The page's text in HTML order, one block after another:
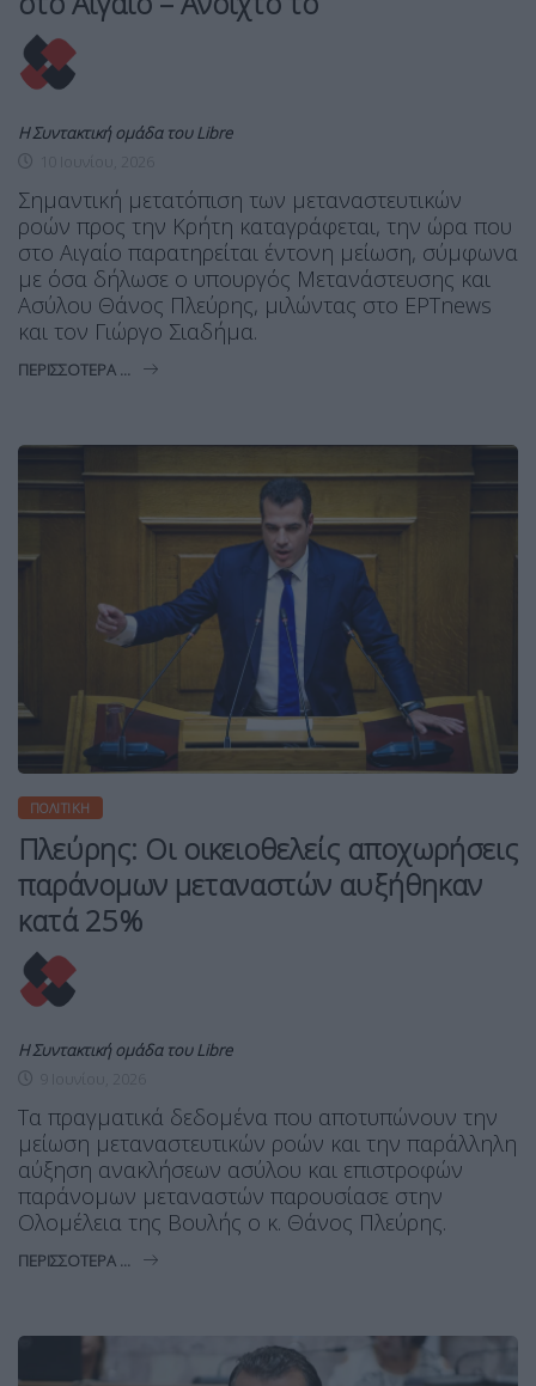
Η Συντακτική ομάδα του Libre
Σημαντική μετατόπιση των μεταναστευτικών
ροών προς την Κρήτη καταγράφεται, την ώρα που
στο Αιγαίο παρατηρείται έντονη μείωση, σύμφωνα
με όσα δήλωσε ο υπουργός Μετανάστευσης και
Ασύλου Θάνος Πλεύρης, μιλώντας στο ΕΡΤnews
και τον Γιώργο Σιαδήμα.
ΠΕΡΙΣΣΌΤΕΡΑ ...
ΠΟΛΙΤΙΚΉ
Πλεύρης: Οι οικειοθελείς αποχωρήσεις
παράνομων μεταναστών αυξήθηκαν
κατά 25%
Η Συντακτική ομάδα του Libre
Τα πραγματικά δεδομένα που αποτυπώνουν την
μείωση μεταναστευτικών ροών και την παράλληλη
αύξηση ανακλήσεων ασύλου και επιστροφών
παράνομων μεταναστών παρουσίασε στην
Ολομέλεια της Βουλής ο κ. Θάνος Πλεύρης.
ΠΕΡΙΣΣΌΤΕΡΑ ...